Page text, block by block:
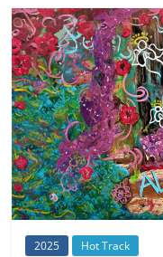
2025 Hot Track